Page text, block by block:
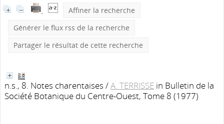
Affiner la recherche
Générer le flux rss de la recherche
Partager le résultat de cette recherche
n.s., 8. Notes charentaises /A. TERRISSE in Bulletin de la
Société Botanique du Centre-Ouest, Tome 8 (1977)